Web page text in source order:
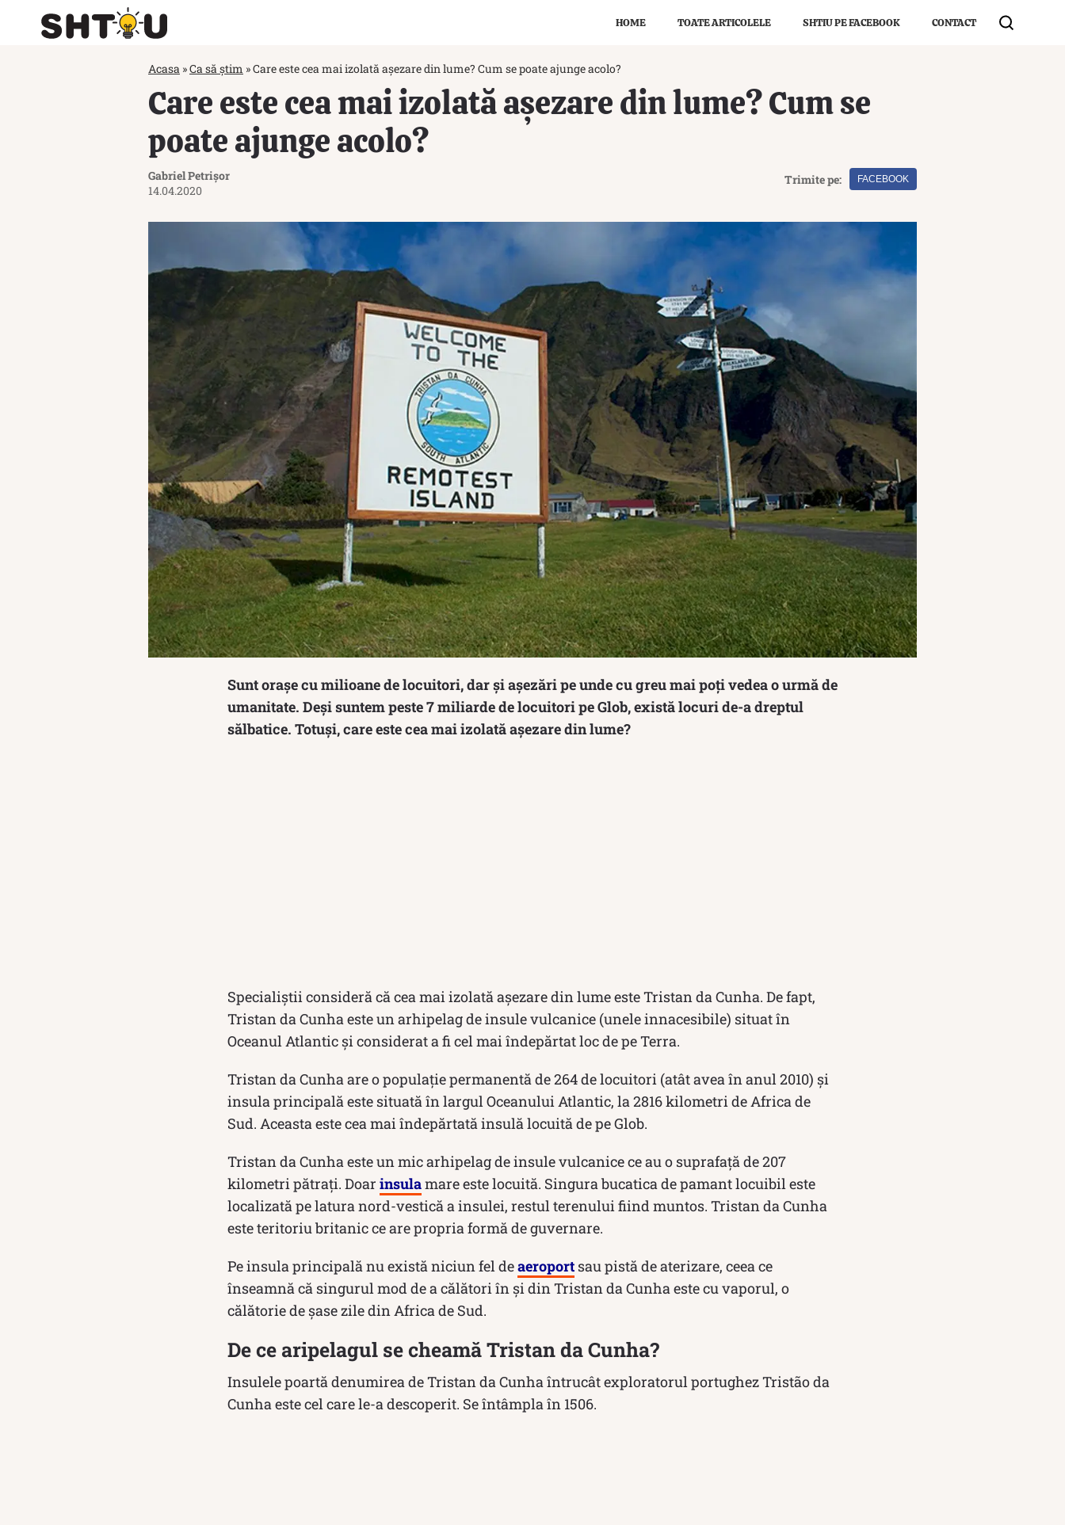
HOME TOATE ARTICOLELE SHTIU PE FACEBOOK CONTACT
Acasa »Ca să știm »Care este cea mai izolată așezare din lume? Cum se poate ajunge acolo?
Care este cea mai izolată așezare din lume? Cum se
poate ajunge acolo?
Gabriel Petrișor
14.04.2020
Trimite pe: FACEBOOK
Sunt orașe cu milioane de locuitori, dar și așezări pe unde cu greu mai poți vedea o urmă de
umanitate. Deși suntem peste 7 miliarde de locuitori pe Glob, există locuri de-a dreptul
sălbatice. Totuși, care este cea mai izolată așezare din lume?
Specialiștii consideră că cea mai izolată așezare din lume este Tristan da Cunha. De fapt,
Tristan da Cunha este un arhipelag de insule vulcanice (unele innacesibile) situat în
Oceanul Atlantic și considerat a fi cel mai îndepărtat loc de pe Terra.
Tristan da Cunha are o populație permanentă de 264 de locuitori (atât avea în anul 2010) și
insula principală este situată în largul Oceanului Atlantic, la 2816 kilometri de Africa de
Sud. Aceasta este cea mai îndepărtată insulă locuită de pe Glob.
Tristan da Cunha este un mic arhipelag de insule vulcanice ce au o suprafață de 207
kilometri pătrați. Doar insulamare este locuită. Singura bucatica de pamant locuibil este
localizată pe latura nord-vestică a insulei, restul terenului fiind muntos. Tristan da Cunha
este teritoriu britanic ce are propria formă de guvernare.
Pe insula principală nu există niciun fel deaeroport sau pistă de aterizare, ceea ce
înseamnă că singurul mod de a călători în și din Tristan da Cunha este cu vaporul, o
călătorie de șase zile din Africa de Sud.
De ce aripelagul se cheamă Tristan da Cunha?
Insulele poartă denumirea de Tristan da Cunha întrucât exploratorul portughez Tristão da
Cunha este cel care le-a descoperit. Se întâmpla în 1506.